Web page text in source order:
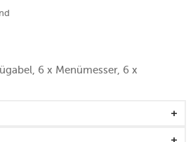
6 x Menümesser, 6 x